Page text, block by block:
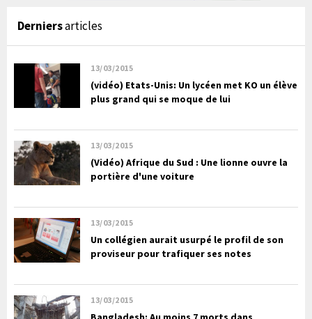
Derniersarticles
13/03/2015
(vidéo) Etats-Unis: Un lycéen met KO un élève
plus grand qui se moque de lui
13/03/2015
(Vidéo) Afrique du Sud : Une lionne ouvre la
portière d'une voiture
13/03/2015
Un collégien aurait usurpé le profil de son
proviseur pour trafiquer ses notes
13/03/2015